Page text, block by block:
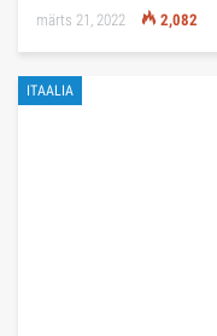
märts 21, 2022 2,082
ITAALIA